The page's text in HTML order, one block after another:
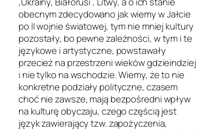
obecnym zdecydowano jak wiemy w Jałcie
po II wojnie światowej, tym nie mniej kultury
pozostały, bo pewne zależności, w tym i te
językowe i artystyczne, powstawały
przecież na przestrzeni wieków gdzieindziej
i nie tylko na wschodzie. Wiemy, że to nie
konkretne podziały polityczne, czasem
choć nie zawsze, mają bezpośredni wpływ
na kulturę obyczaju, czego częścią jest
język zawierający tzw. zapożyczenia,